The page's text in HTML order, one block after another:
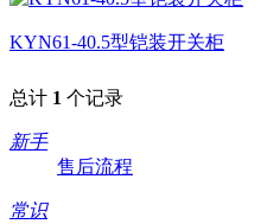
KYN61-40.5型铠装开关柜
总计 1 个记录
新手
售后流程
常识